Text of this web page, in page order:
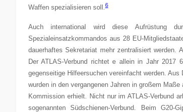
Waffen spezialisieren soll. 6
Auch international wird diese Aufrüstung
Spezialeinsatzkommandos aus 28 EU-
dauerhaftes Sekretariat mehr zentralisiert werden.
Der ATLAS-Verbund richtet e allein in Jahr 2017
gegenseitige Hilfeersuchen vereinfacht werden.
wurden in den vergangenen Jahren in großem
Kommission erhielt. Nicht nur im ATLAS-Verbund
sogenannten Südschienen-Verbund. Beim